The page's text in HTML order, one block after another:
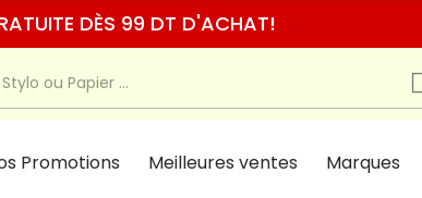
DÈS 99 DT D'ACHAT!
Promotions Meilleures ventes Marques